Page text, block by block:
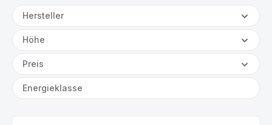
Hersteller
Höhe
Preis
Energieklasse